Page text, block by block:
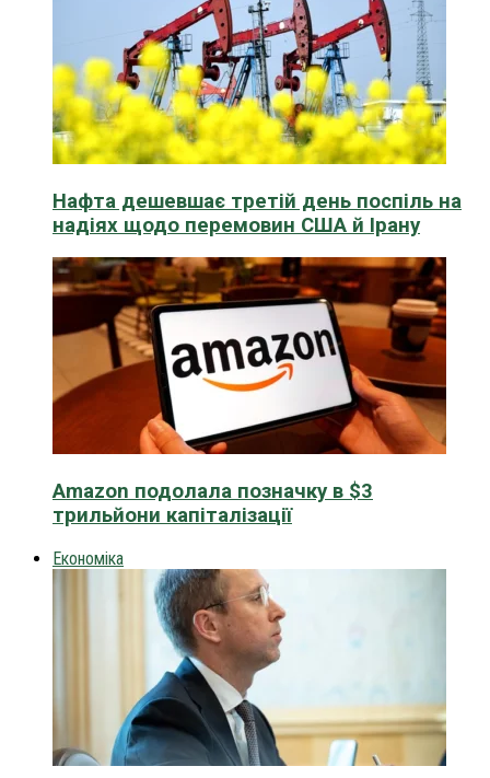
Нафта дешевшає третій день поспіль на
надіях щодо перемовин США й Ірану
Amazon подолала позначку в $3
трильйони капіталізації
Економіка